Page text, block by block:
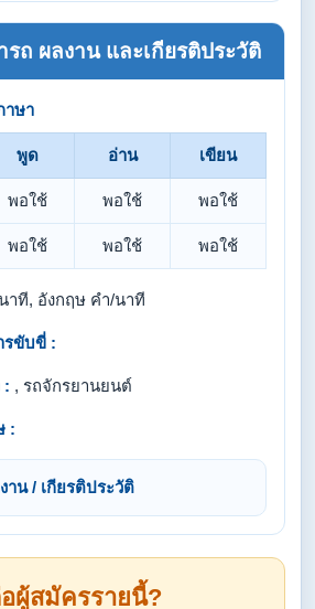
ถ ผลงาน และเกียรติประวัติ
าษา
พูด อ่าน เขียน
พอใช้ พอใช้ พอใช้
พอใช้ พอใช้ พอใช้
าที, อังกฤษ คำ/นาที
รขับขี่ :
: , รถจักรยานยนต์
:
าน / เกียรติประวัติ
ผู้สมัครรายนี้?